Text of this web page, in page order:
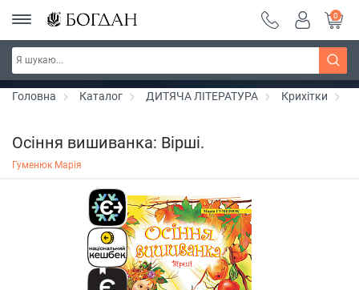
Серія "Вандербікери" ~ знижка 25%
0
Головна Каталог ДИТЯЧА ЛІТЕРАТУРА Крихітки
Осіння вишиванка: Вірші.
Гуменюк Марія